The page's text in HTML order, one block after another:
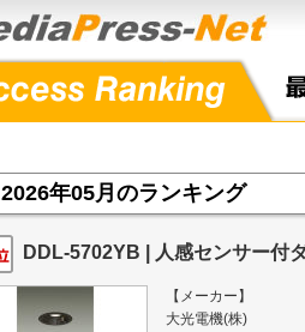
2026年05月のランキング
DDL-5702YB | 人感センサー付
【メーカー】
大光電機(株)